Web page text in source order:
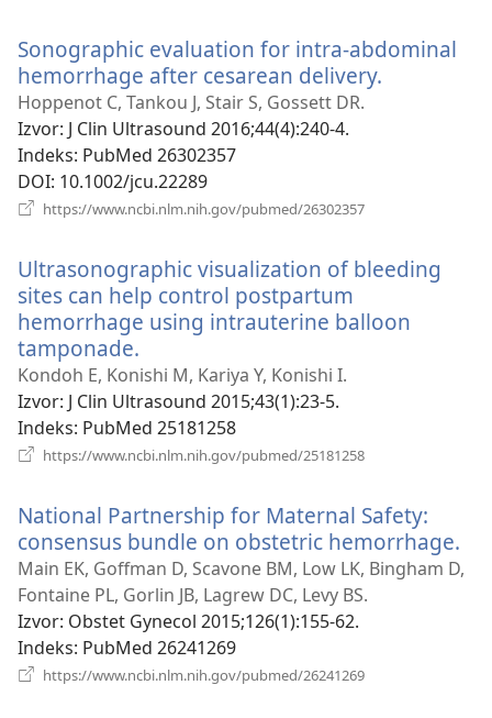
prozor)
Sonographic evaluation for intra-abdominal
hemorrhage after cesarean delivery.
Hoppenot C, Tankou J, Stair S, Gossett DR.
Izvor‎: J Clin Ultrasound 2016;44(4):240-4.
Indeks‎: PubMed 26302357
DOI‎: 10.1002/jcu.22289
https://www.ncbi.nlm.nih.gov/pubmed/26302357
prozor)
Ultrasonographic visualization of bleeding
sites can help control postpartum
hemorrhage using intrauterine balloon
tamponade.
se
novi
prozor)
Kondoh E, Konishi M, Kariya Y, Konishi I.
Izvor‎: J Clin Ultrasound 2015;43(1):23-5.
Indeks‎: PubMed 25181258
https://www.ncbi.nlm.nih.gov/pubmed/25181258
prozor)
National Partnership for Maternal Safety:
consensus bundle on obstetric hemorrhage.
se
Main EK, Goffman D, Scavone BM, Low LK, Bingham D,
Fontaine PL, Gorlin JB, Lagrew DC, Levy BS.
Izvor‎: Obstet Gynecol 2015;126(1):155-62.
Indeks‎: PubMed 26241269
https://www.ncbi.nlm.nih.gov/pubmed/26241269